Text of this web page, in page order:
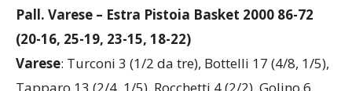
Pall. Varese – Estra Pistoia Basket 2000 86-72
(20-16, 25-19, 23-15, 18-22)
Varese: Turconi 3 (1/2 da tre), Bottelli 17 (4/8, 1/5),
Tapparo 13 (2/4, 1/5), Rocchetti 4 (2/2), Golino 6